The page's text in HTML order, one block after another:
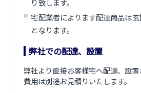
り致します。
宅配業者によります配達商品は
となります。
弊社での配達、設置
弊社より直接お客様宅へ配達、設
費用は別途お見積りいたします。